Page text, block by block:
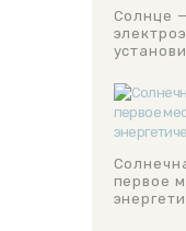
Солнце
первое